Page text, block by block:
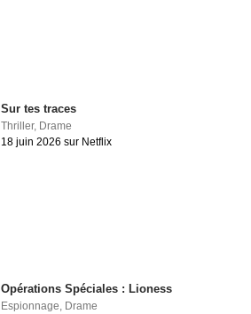
Sur tes traces
Thriller, Drame
18 juin 2026 sur Netflix
Opérations Spéciales : Lioness
Espionnage, Drame